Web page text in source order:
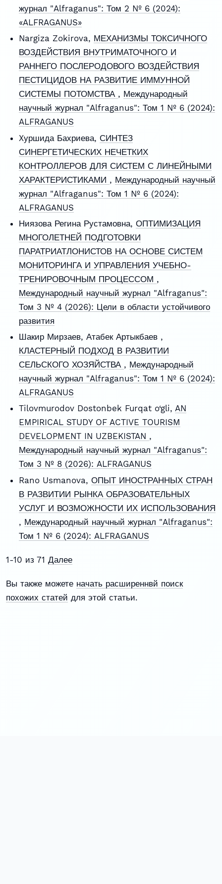
журнал "Alfraganus": Том 2 № 6 (2024):
«ALFRAGANUS»
Nargiza Zokirova, МЕХАНИЗМЫ ТОКСИЧНОГО
ВОЗДЕЙСТВИЯ ВНУТРИМАТОЧНОГО И
РАННЕГО ПОСЛЕРОДОВОГО ВОЗДЕЙСТВИЯ
ПЕСТИЦИДОВ НА РАЗВИТИЕ ИММУННОЙ
СИСТЕМЫ ПОТОМСТВА , Международный
научный журнал "Alfraganus": Том 1 № 6 (2024):
ALFRAGANUS
Xуршида Бахриева, СИНТЕЗ
СИНЕРГЕТИЧЕСКИХ НЕЧЕТКИХ
КОНТРОЛЛЕРОВ ДЛЯ СИСТЕМ С ЛИНЕЙНЫМИ
ХАРАКТЕРИСТИКАМИ , Международный научный
журнал "Alfraganus": Том 1 № 6 (2024):
ALFRAGANUS
Ниязова Регина Рустамовна, ОПТИМИЗАЦИЯ
МНОГОЛЕТНЕЙ ПОДГОТОВКИ
ПАРАТРИАТЛОНИСТОВ НА ОСНОВЕ СИСТЕМ
МОНИТОРИНГА И УПРАВЛЕНИЯ УЧЕБНО-
ТРЕНИРОВОЧНЫМ ПРОЦЕССОМ ,
Международный научный журнал "Alfraganus":
Том 3 № 4 (2026): Цели в области устойчивого
развития
Шакир Мирзаев, Атабек Артыкбаев ,
КЛАСТЕРНЫЙ ПОДХОД В РАЗВИТИИ
СЕЛЬСКОГО ХОЗЯЙСТВА , Международный
научный журнал "Alfraganus": Том 1 № 6 (2024):
ALFRAGANUS
Tilovmurodov Dostonbek Furqat o‘gli, AN
EMPIRICAL STUDY OF ACTIVE TOURISM
DEVELOPMENT IN UZBEKISTAN ,
Международный научный журнал "Alfraganus":
Том 3 № 8 (2026): ALFRAGANUS
Rano Usmanova, ОПЫТ ИНОСТРАННЫХ СТРАН
В РАЗВИТИИ РЫНКА ОБРАЗОВАТЕЛЬНЫХ
УСЛУГ И ВОЗМОЖНОСТИ ИХ ИСПОЛЬЗОВАНИЯ
, Международный научный журнал "Alfraganus":
Том 1 № 6 (2024): ALFRAGANUS
1-10 из 71 Далее
Вы также можете начать расширеннвй поиск
похожих статей для этой статьи.